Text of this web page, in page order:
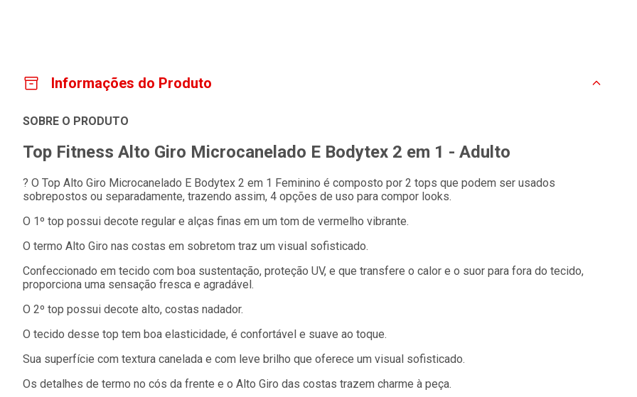
Informações do Produto
SOBRE O PRODUTO
Top Fitness Alto Giro Microcanelado E Bodytex 2 em 1 - Adulto
? O Top Alto Giro Microcanelado E Bodytex 2 em 1 Feminino é composto por 2 tops que podem ser usados
sobrepostos ou separadamente, trazendo assim, 4 opções de uso para compor looks.
O 1º top possui decote regular e alças finas em um tom de vermelho vibrante.
O termo Alto Giro nas costas em sobretom traz um visual sofisticado.
Confeccionado em tecido com boa sustentação, proteção UV, e que transfere o calor e o suor para fora do tecido,
proporciona uma sensação fresca e agradável.
O 2º top possui decote alto, costas nadador.
O tecido desse top tem boa elasticidade, é confortável e suave ao toque.
Sua superfície com textura canelada e com leve brilho que oferece um visual sofisticado.
Os detalhes de termo no cós da frente e o Alto Giro das costas trazem charme à peça.